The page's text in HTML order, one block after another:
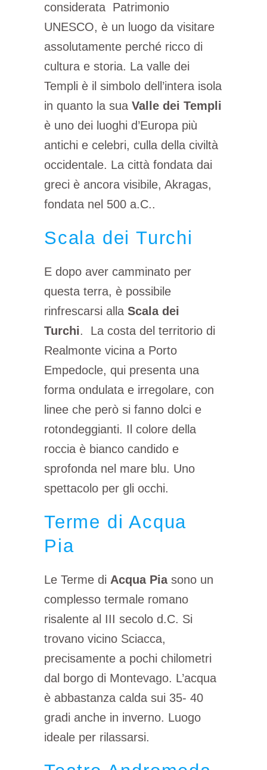
considerata Patrimonio
UNESCO, è un luogo da visitare
assolutamente perché ricco di
cultura e storia. La valle dei
Templi è il simbolo dell’intera isola
in quanto la sua Valle dei Templi
è uno dei luoghi d’Europa più
antichi e celebri, culla della civiltà
occidentale. La città fondata dai
greci è ancora visibile, Akragas,
fondata nel 500 a.C..
Scala dei Turchi
E dopo aver camminato per
questa terra, è possibile
rinfrescarsi alla Scala dei
Turchi. La costa del territorio di
Realmonte vicina a Porto
Empedocle, qui presenta una
forma ondulata e irregolare, con
linee che però si fanno dolci e
rotondeggianti. Il colore della
roccia è bianco candido e
sprofonda nel mare blu. Uno
spettacolo per gli occhi.
Terme di Acqua
Pia
Le Terme di Acqua Pia sono un
complesso termale romano
risalente al III secolo d.C. Si
trovano vicino Sciacca,
precisamente a pochi chilometri
dal borgo di Montevago. L’acqua
è abbastanza calda sui 35- 40
gradi anche in inverno. Luogo
ideale per rilassarsi.